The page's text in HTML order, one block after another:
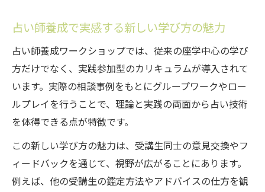
占い師養成で実感する新しい学び方の魅力
占い師養成ワークショップでは、従来の座学中心の学び
方だけでなく、実践参加型のカリキュラムが導入されて
います。実際の相談事例をもとにグループワークやロー
ルプレイを行うことで、理論と実践の両面から占い技術
を体得できる点が特徴です。
この新しい学び方の魅力は、受講生同士の意見交換やフ
ィードバックを通じて、視野が広がることにあります。
例えば、他の受講生の鑑定方法やアドバイスの仕方を観